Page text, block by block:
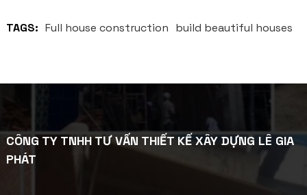
TAGS: Full house construction build beautiful houses
CÔNG TY TNHH TƯ VẤN THIẾT KẾ XÂY DỰNG LÊ GIA
PHÁT